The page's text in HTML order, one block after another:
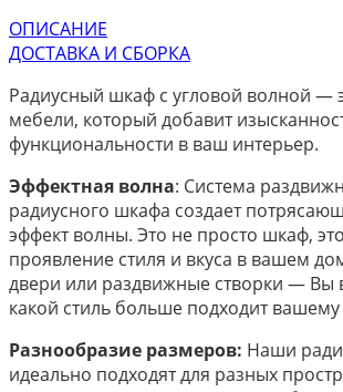
ОПИСАНИЕ
ДОСТАВКА И СБОРКА
Радиусный шкаф с угловой волной —
мебели, который добавит
функциональности в ваш интерьер.
Эффектная волна: Система
радиусного шкафа создает
эффект волны. Это не просто шкаф,
проявление стиля и вкуса в вашем
двери или раздвижные створки — Вы
какой стиль больше подходит вашему
Разнообразие размеров: Наши
идеально подходят для разных